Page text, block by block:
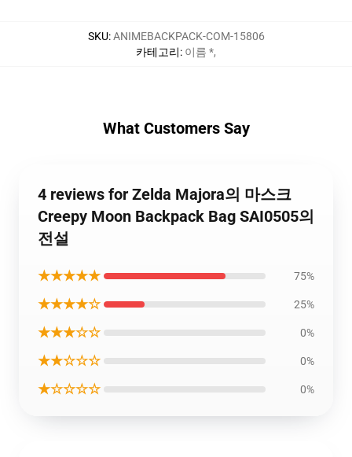
SKU:ANIMEBACKPACK-COM-15806
카테고리: 이름 *,
What Customers Say
4 reviews for Zelda Majora의 마스크
Creepy Moon Backpack Bag SAI0505의
전설
★★★★★ 75%
★★★★☆ 25%
★★★☆☆ 0%
★★☆☆☆ 0%
★☆☆☆☆ 0%